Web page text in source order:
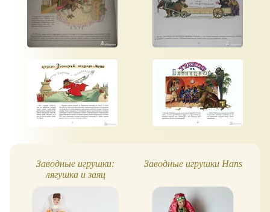
Заводные игрушки:
лягушка и заяц
Заводные игрушки Hans